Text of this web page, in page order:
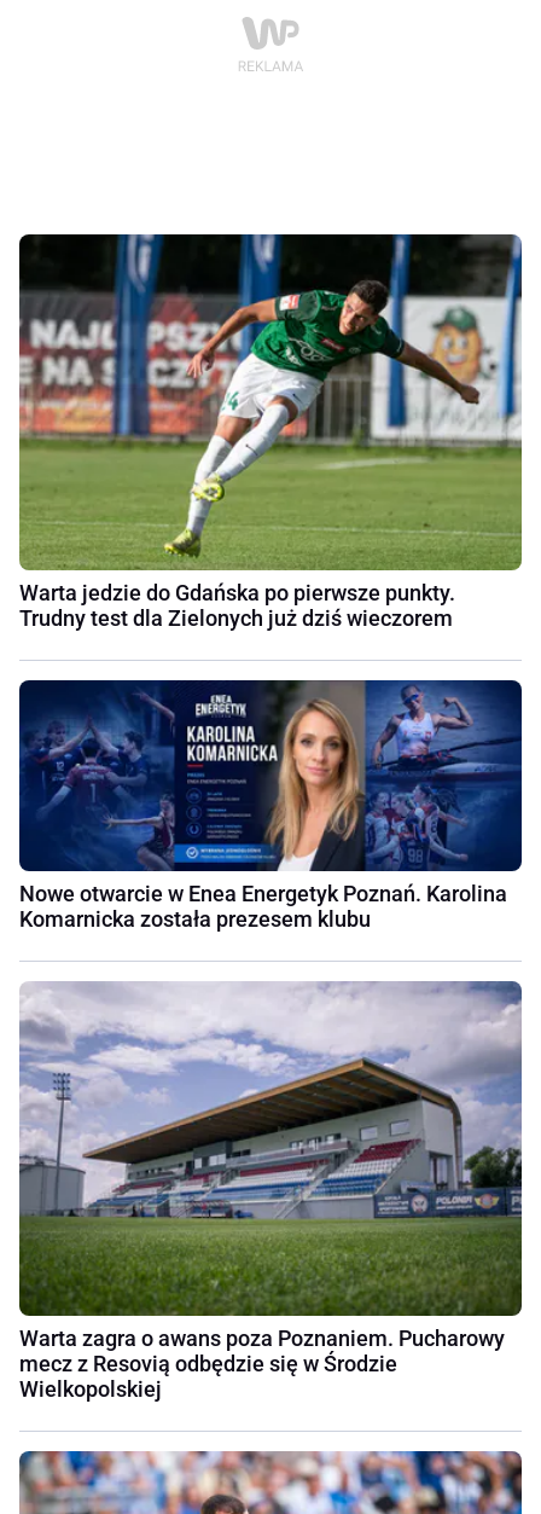
Warta jedzie do Gdańska po pierwsze punkty.
Trudny test dla Zielonych już dziś wieczorem
Nowe otwarcie w Enea Energetyk Poznań. Karolina
Komarnicka została prezesem klubu
Warta zagra o awans poza Poznaniem. Pucharowy
mecz z Resovią odbędzie się w Środzie
Wielkopolskiej